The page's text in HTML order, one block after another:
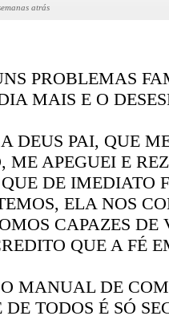
atrás
PROBLEMAS
MAIS E O
DEUS PAI, QUE
ME APEGUEI E
DE IMEDIATO
ELA NOS
CAPAZES DE
QUE A FÉ
MANUAL DE
TODOS É SÓ